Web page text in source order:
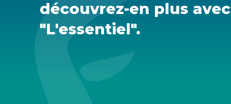
découvrez-en plus avec
"L'essentiel".